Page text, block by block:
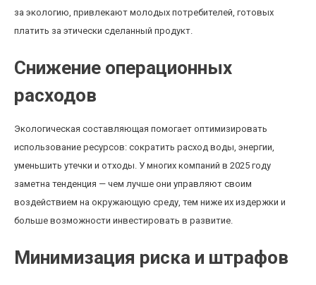
за экологию, привлекают молодых потребителей, готовых
платить за этически сделанный продукт.
Снижение операционных
расходов
Экологическая составляющая помогает оптимизировать
использование ресурсов: сократить расход воды, энергии,
уменьшить утечки и отходы. У многих компаний в 2025 году
заметна тенденция — чем лучше они управляют своим
воздействием на окружающую среду, тем ниже их издержки и
больше возможности инвестировать в развитие.
Минимизация риска и штрафов